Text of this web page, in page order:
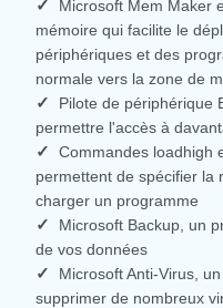
Microsoft Mem Maker
mémoire qui facilite le
périphériques et des
normale vers la zone de
Pilote de périphérique
permettre l'accès à
Commandes loadhigh
permettent de spécifier la
charger un programme
Microsoft Backup, un
de vos données
Microsoft Anti-Virus,
supprimer de nombreux